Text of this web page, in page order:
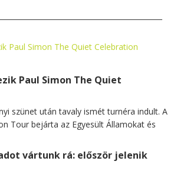
Paul Simon The Quiet
szünet után tavaly ismét turnéra indult. A
Tour bejárta az Egyesült Államokat és
vártunk rá: először jelenik